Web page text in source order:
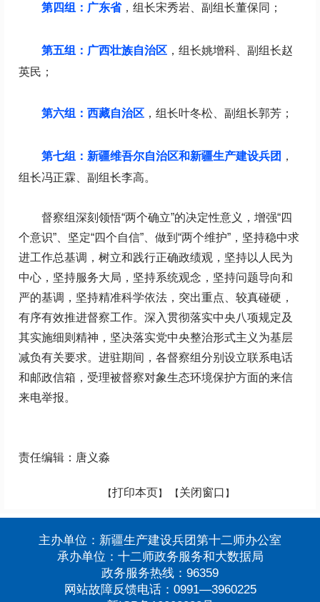
第四组：广东省，组长宋秀岩、副组长董保同；
第五组：广西壮族自治区 ，组长姚增科、副组长赵
英民；
第六组：西藏自治区 ，组长叶冬松、副组长郭芳；
第七组：新疆维吾尔自治区和新疆生产建设兵团 ，
组长冯正霖、副组长李高。
督察组深刻领悟“两个确立”的决定性意义，增强“四
个意识”、坚定“四个自信”、做到“两个维护”，坚持稳中求
进工作总基调，树立和践行正确政绩观，坚持以人民为
中心，坚持服务大局，坚持系统观念，坚持问题导向和
严的基调，坚持精准科学依法，突出重点、较真碰硬，
有序有效推进督察工作。深入贯彻落实中央八项规定及
其实施细则精神，坚决落实党中央整治形式主义为基层
减负有关要求。进驻期间，各督察组分别设立联系电话
和邮政信箱，受理被督察对象生态环境保护方面的来信
来电举报。
责任编辑：唐义淼
【打印本页】 【关闭窗口 】
主办单位：新疆生产建设兵团第十二师办公室
承办单位：十二师政务服务和大数据局
政务服务热线：96359
网站故障反馈电话：0991—3960225